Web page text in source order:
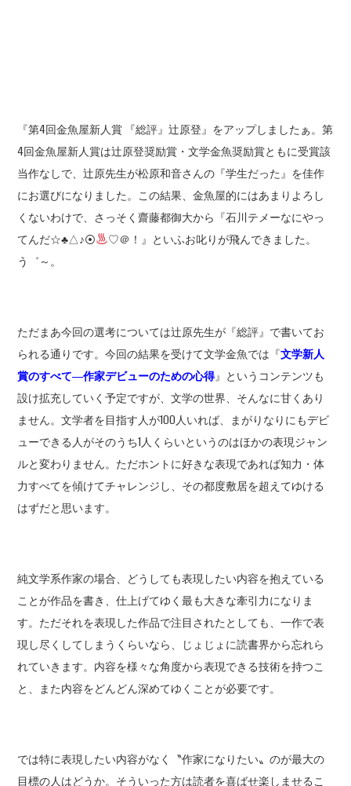
『第4回金魚屋新人賞 『総評』辻原登』をアップしましたぁ。第
4回金魚屋新人賞は辻原登奨励賞・文学金魚奨励賞ともに受賞該
当作なしで、辻原先生が松原和音さんの『学生だった』を佳作
にお選びになりました。この結果、金魚屋的にはあまりよろし
くないわけで、さっそく齋藤都御大から『石川テメーなにやっ
てんだ☆♣△♪⦿
♡＠！』といふお叱りが飛んできました。
う゛～。
ただまあ今回の選考については辻原先生が『総評』で書いてお
られる通りです。今回の結果を受けて文学金魚では『文学新人
賞のすべて―作家デビューのための心得』というコンテンツも
設け拡充していく予定ですが、文学の世界、そんなに甘くあり
ません。文学者を目指す人が100人いれば、まがりなりにもデビ
ューできる人がそのうち1人くらいというのはほかの表現ジャン
ルと変わりません。ただホントに好きな表現であれば知力・体
力すべてを傾けてチャレンジし、その都度敷居を超えてゆける
はずだと思います。
純文学系作家の場合、どうしても表現したい内容を抱えている
ことが作品を書き、仕上げてゆく最も大きな牽引力になりま
す。ただそれを表現した作品で注目されたとしても、一作で表
現し尽くしてしまうくらいなら、じょじょに読書界から忘れら
れていきます。内容を様々な角度から表現できる技術を持つこ
と、また内容をどんどん深めてゆくことが必要です。
では特に表現したい内容がなく〝作家になりたい〟のが最大の
目標の人はどうか。そういった方は読者を喜ばせ楽しませるこ